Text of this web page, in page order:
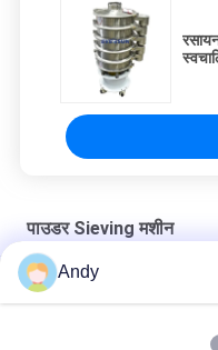
पाउडर Sieving मशीन
नायलॉन स्क्रीन के साथ उच्च
1-5 परतों के साथ उच्च क्षमता
Andy